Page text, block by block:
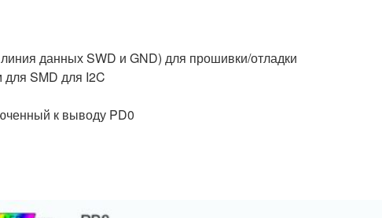
данных SWD и GND) для прошивки/отладки
SMD для I2C
к выводу PD0